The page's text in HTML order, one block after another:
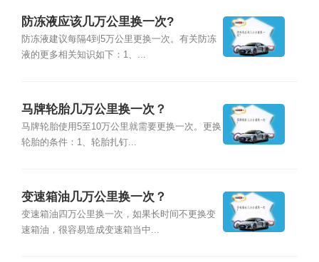
防冻液应该几万公里换一次?
防冻液建议每隔4到5万公里更换一次。有关防冻
液的更多相关知识如下：1、...
马牌轮胎几万公里换一次？
马牌轮胎使用5至10万公里就需要更换一次。更换
轮胎的条件：1、轮胎扎钉...
变速箱油几万公里换一次？
变速箱油四万公里换一次，如果长时间不更换变
速箱油，很容易造成变速箱当中...